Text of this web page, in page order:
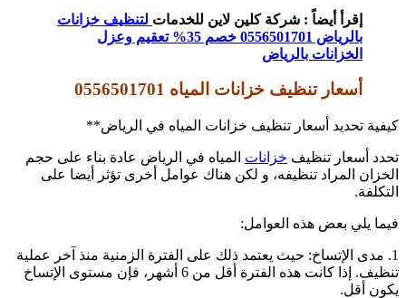
إقرأ أيضاً : شركة كلين لاين للخدمات لتنظيف خزانات
بالرياض 0556501701 خصم 35% تعقيم وعزل
الخزانات بالرياض
أسعار تنظيف خزانات المياه 0556501701
كيفية تحديد أسعار تنظيف خزانات المياه في الرياض**
تحدد أسعار تنظيف خزانات المياه في الرياض عادة بناء على حجم
الخزان المراد تنظيفه، و لكن هناك عوامل أخرى تؤثر أيضا على
التكلفة.
فيما يلي بعض هذه العوامل:
1. مدى الإتساخ: حيث يعتمد ذلك على الفترة الزمنية منذ آخر عملية
تنظيف. إذا كانت هذه الفترة أقل من 6 أشهر، فإن مستوى الإتساخ
يكون أقل.